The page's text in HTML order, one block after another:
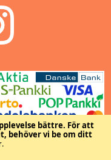
bättre. För att
behöver vi be om ditt
.